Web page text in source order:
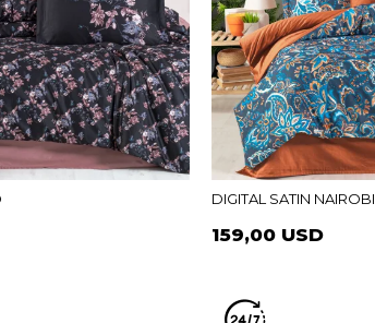
DIGITAL SATIN NAIROBI
159,00 USD